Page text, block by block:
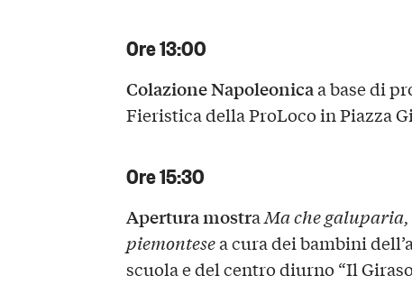
Ore 13:00
Colazione Napoleonicaa base di
Fieristica della ProLoco in Piazza
Ore 15:30
Apertura mostraMa che
piemontesea cura dei bambini
scuola e del centro diurno “Il